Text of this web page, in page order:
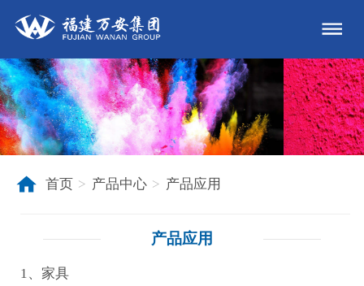
首页 > 产品中心 > 产品应用
产品应用
1、家具